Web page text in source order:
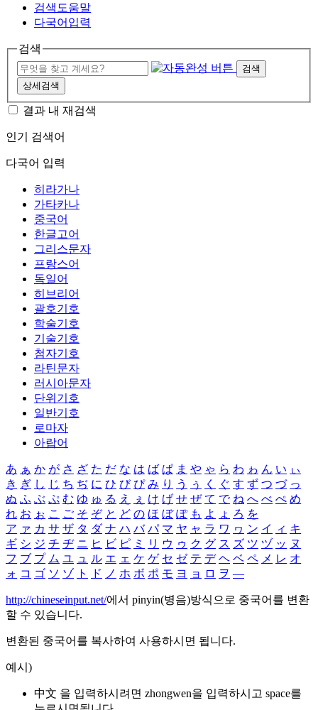
검색도움말
다국어입력
검색
검색
상세검색
결과 내 재검색
인기 검색어
다국어 입력
히라가나
가타카나
중국어
한글고어
그리스문자
프랑스어
독일어
히브리어
괄호기호
학술기호
기술기호
첨자기호
라틴문자
러시아문자
단위기호
일반기호
로마자
아랍어
あ ぁ か が さ ざ た だ な は ば ぱ ま や ゃ ら わ ゎ ん い ぃ
き ぎ し じ ち ぢ に ひ び ぴ み り う ぅ く ぐ す ず つ づ っ
ぬ ふ ぶ ぷ む ゆ ゅ る え ぇ け げ せ ぜ て で ね へ べ ぺ め
れ お ぉ こ ご そ ぞ と ど の ほ ぼ ぽ も よ ょ ろ を
ア ァ カ サ ザ タ ダ ナ ハ バ パ マ ヤ ャ ラ ワ ヮ ン イ ィ キ
ギ シ ジ チ ヂ ニ ヒ ビ ピ ミ リ ウ ゥ ク グ ス ズ ツ ヅ ッ ヌ
フ ブ プ ム ユ ュ ル エ ェ ケ ゲ セ ゼ テ デ ヘ ベ ペ メ レ オ
ォ コ ゴ ソ ゾ ト ド ノ ホ ボ ポ モ ヨ ョ ロ ヲ ―
http://chineseinput.net/에서 pinyin(병음)방식으로 중국어를 변환
할 수 있습니다.
변환된 중국어를 복사하여 사용하시면 됩니다.
예시)
中文 을 입력하시려면 zhongwen을 입력하시고 space를